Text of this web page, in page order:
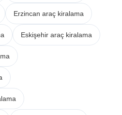
Erzincan araç kiralama
Eskişehir araç kiralama